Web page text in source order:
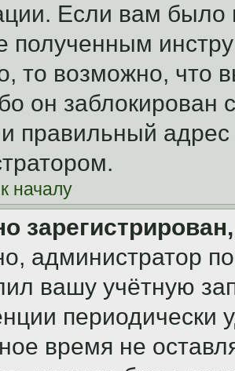
Если вам
полученным
то возможно, что
он
правильный адрес
началу
администратор
вашу учётную
периодически
время не